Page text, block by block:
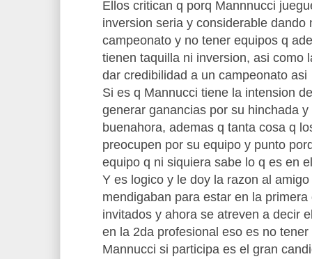
Ellos critican q porq Mannnucci
inversion seria y considerable dando
campeonato y no tener equipos q
tienen taquilla ni inversion, asi como
dar credibilidad a un campeonato asi
Si es q Mannucci tiene la intension
generar ganancias por su hinchada
buenahora, ademas q tanta cosa q
preocupen por su equipo y punto
equipo q ni siquiera sabe lo q es en
Y es logico y le doy la razon al
mendigaban para estar en la
invitados y ahora se atreven a decir
en la 2da profesional eso es no
Mannucci si participa es el gran